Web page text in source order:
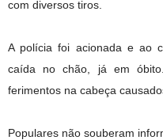
com diversos tiros.
A polícia foi acionada e ao
caída no chão, já em
ferimentos na cabeça
Populares não souberam